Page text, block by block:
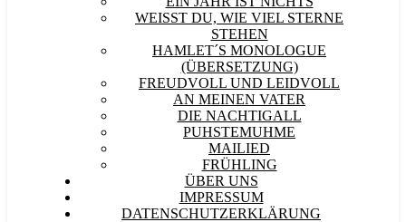
WEISST DU, WIE VIEL STERNE S
TEHEN
HAMLET´S MONOLOGUE
(ÜBERSETZUNG)
FREUDVOLL UND LEIDVOLL
AN MEINEN VATER
DIE NACHTIGALL
PUHSTEMUHME
MAILIED
FRÜHLING
ÜBER UNS
IMPRESSUM
DATENSCHUTZERKLÄRUNG